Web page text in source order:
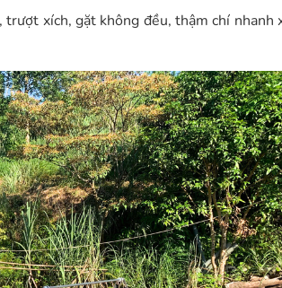
xích, gặt không đều, thậm chí nhanh